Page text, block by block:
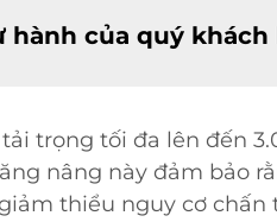
của quý khách
trọng tối đa lên đến
nâng này đảm bảo
thiểu nguy cơ